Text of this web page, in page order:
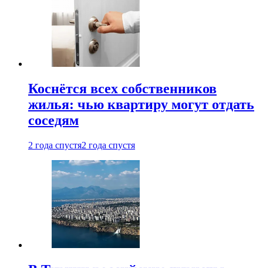
Коснётся всех собственников
жилья: чью квартиру могут отдать
соседям
2 года спустя2 года спустя